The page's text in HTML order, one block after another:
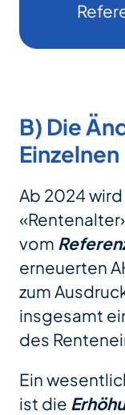
B) Die
Einzelnen
Ab 2024
vom
erneuerten
zum
insgesamt
des
Ein
ist die